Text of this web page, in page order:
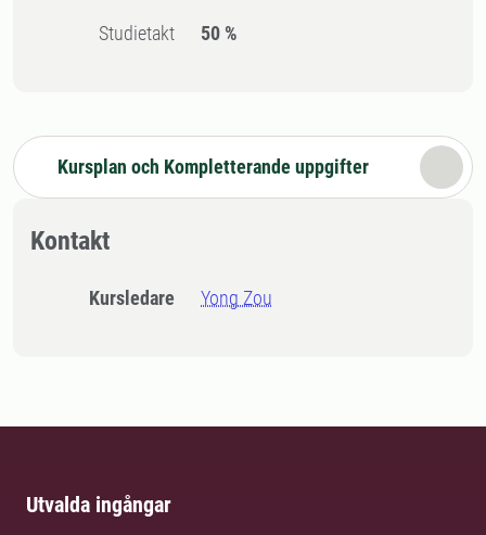
Studietakt 50 %
Kursplan och Kompletterande uppgifter
Kontakt
Kursledare Yong Zou
Utvalda ingångar